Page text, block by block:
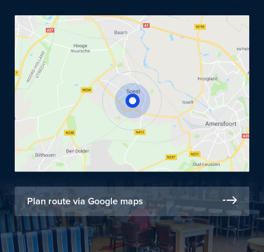
Plan route via Google maps